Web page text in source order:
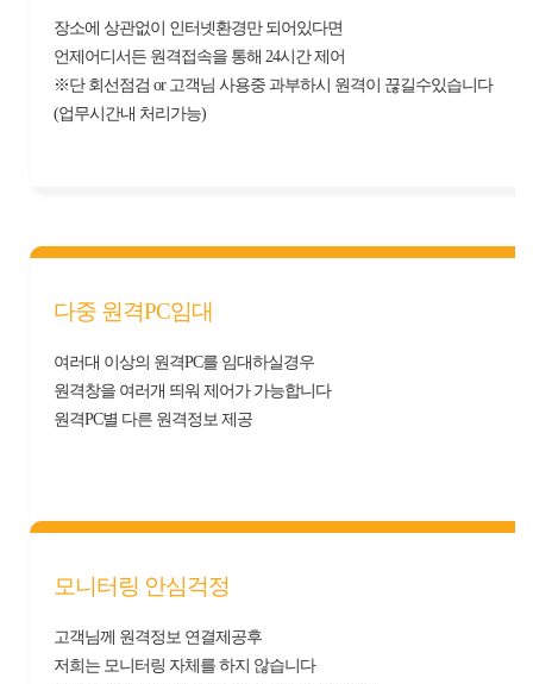
장소에 상관없이 인터넷환경만 되어있다면
언제어디서든 원격접속을 통해 24시간 제어
※단 회선점검 or 고객님 사용중 과부하시 원격이 끊길수있습니다
(업무시간내 처리가능)
다중 원격PC임대
여러대 이상의 원격PC를 임대하실경우
원격창을 여러개 띄워 제어가 가능합니다
원격PC별 다른 원격정보 제공
모니터링 안심걱정
고객님께 원격정보 연결제공후
저희는 모니터링 자체를 하지 않습니다